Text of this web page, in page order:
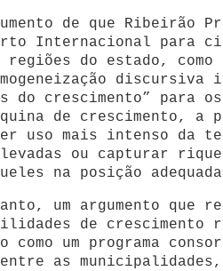
de que Ribeirão
Internacional para
regiões do estado,
discursiva
do crescimento” para
de crescimento,
uso mais intenso da
ou capturar
na posição
um argumento que
de crescimento
como um programa
entre as